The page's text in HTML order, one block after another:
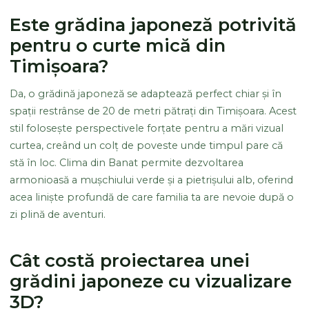
Este grădina japoneză potrivită
pentru o curte mică din
Timișoara?
Da, o grădină japoneză se adaptează perfect chiar și în
spații restrânse de 20 de metri pătrați din Timișoara. Acest
stil folosește perspectivele forțate pentru a mări vizual
curtea, creând un colț de poveste unde timpul pare că
stă în loc. Clima din Banat permite dezvoltarea
armonioasă a mușchiului verde și a pietrișului alb, oferind
acea liniște profundă de care familia ta are nevoie după o
zi plină de aventuri.
Cât costă proiectarea unei
grădini japoneze cu vizualizare
3D?